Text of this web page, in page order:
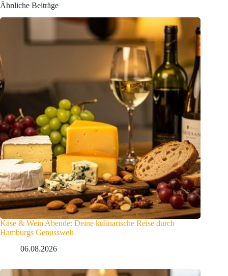
Ähnliche Beiträge
Käse & Wein Abende: Deine kulinarische Reise durch
Hamburgs Genusswelt
06.08.2026